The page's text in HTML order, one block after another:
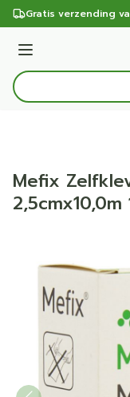
Ga naar de inhoud
Gratis verzending
Menu
Product, merk,
Mefix
2,5cmx10,0m